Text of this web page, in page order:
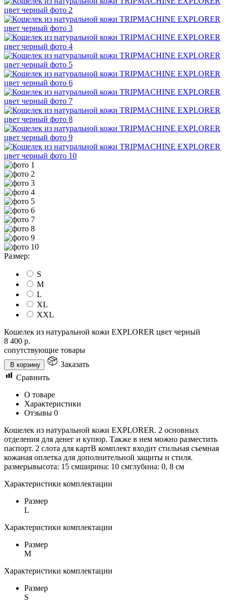
Размер:
S
M
L
XL
XXL
Кошелек из натуральной кожи EXPLORER цвет черный
8 400 р.
сопутствующие товары
В корзину
Заказать
Сравнить
О товаре
Характеристики
Отзывы 0
Кошелек из натуральной кожи EXPLORER. 2 основных
отделения для денег и купюр. Также в нем можно разместить
паспорт. 2 слота для картВ комплект входит стильная съемная
кожаная оплетка для дополнительной защиты и стиля.
размерывысота: 15 смширина: 10 смглубина: 0, 8 см
Характеристики комплектации
Размер
L
Характеристики комплектации
Размер
M
Характеристики комплектации
Размер
S